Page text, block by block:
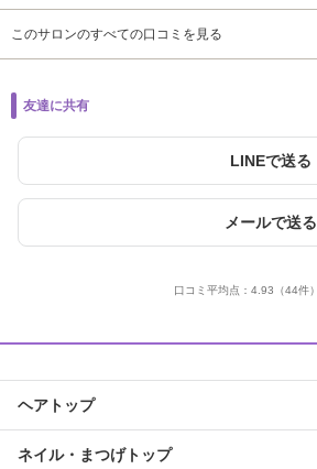
このサロンのすべての口コミを見る
友達に共有
LINEで送る
メールで送る
口コミ平均点： 4.93 （44件）
ヘアトップ
ネイル・まつげトップ